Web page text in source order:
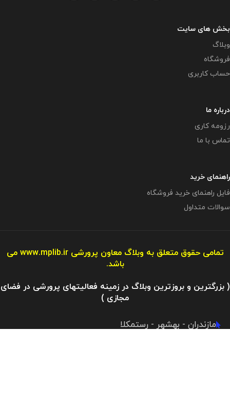
بخش های سایت
وبلاگ
فروشگاه
حساب کاربری
درباره ما
رزومه کاری
تماس با ما
راهنمای خرید
فایل راهنمای خرید فروشگاه
سوالات متداول
تمامی حقوق متعلق به وبلاگ معاون پرورشیwww.mplib.ir می
باشد.
( بزرگترین و بروزترین وبلاگ در زمینه فعالیتهای پرورشی در فضای
مجازی )
مازندران - بهشهر - رستمکلا